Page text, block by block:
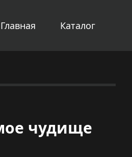
Главная Каталог
чудище